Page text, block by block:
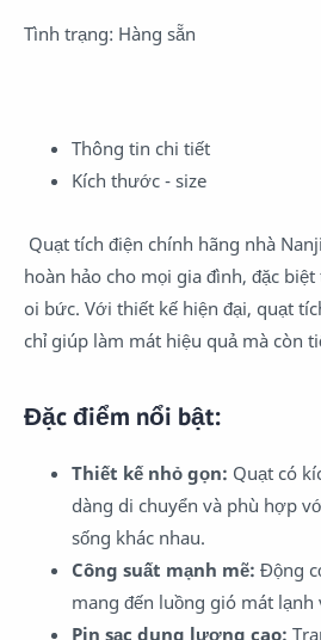
Tình trạng: Hàng sẵn
Thông tin chi tiết
Kích thước - size
Quạt tích điện chính hãng nhà
hoàn hảo cho mọi gia đình, đặc
oi bức. Với thiết kế hiện đại, quạt
chỉ giúp làm mát hiệu quả mà còn
Đặc điểm nổi bật:
Thiết kế nhỏ gọn: Quạt có
dàng di chuyển và phù hợp
sống khác nhau.
Công suất mạnh mẽ: Động
mang đến luồng gió mát lạnh
Pin sạc dung lượng cao: